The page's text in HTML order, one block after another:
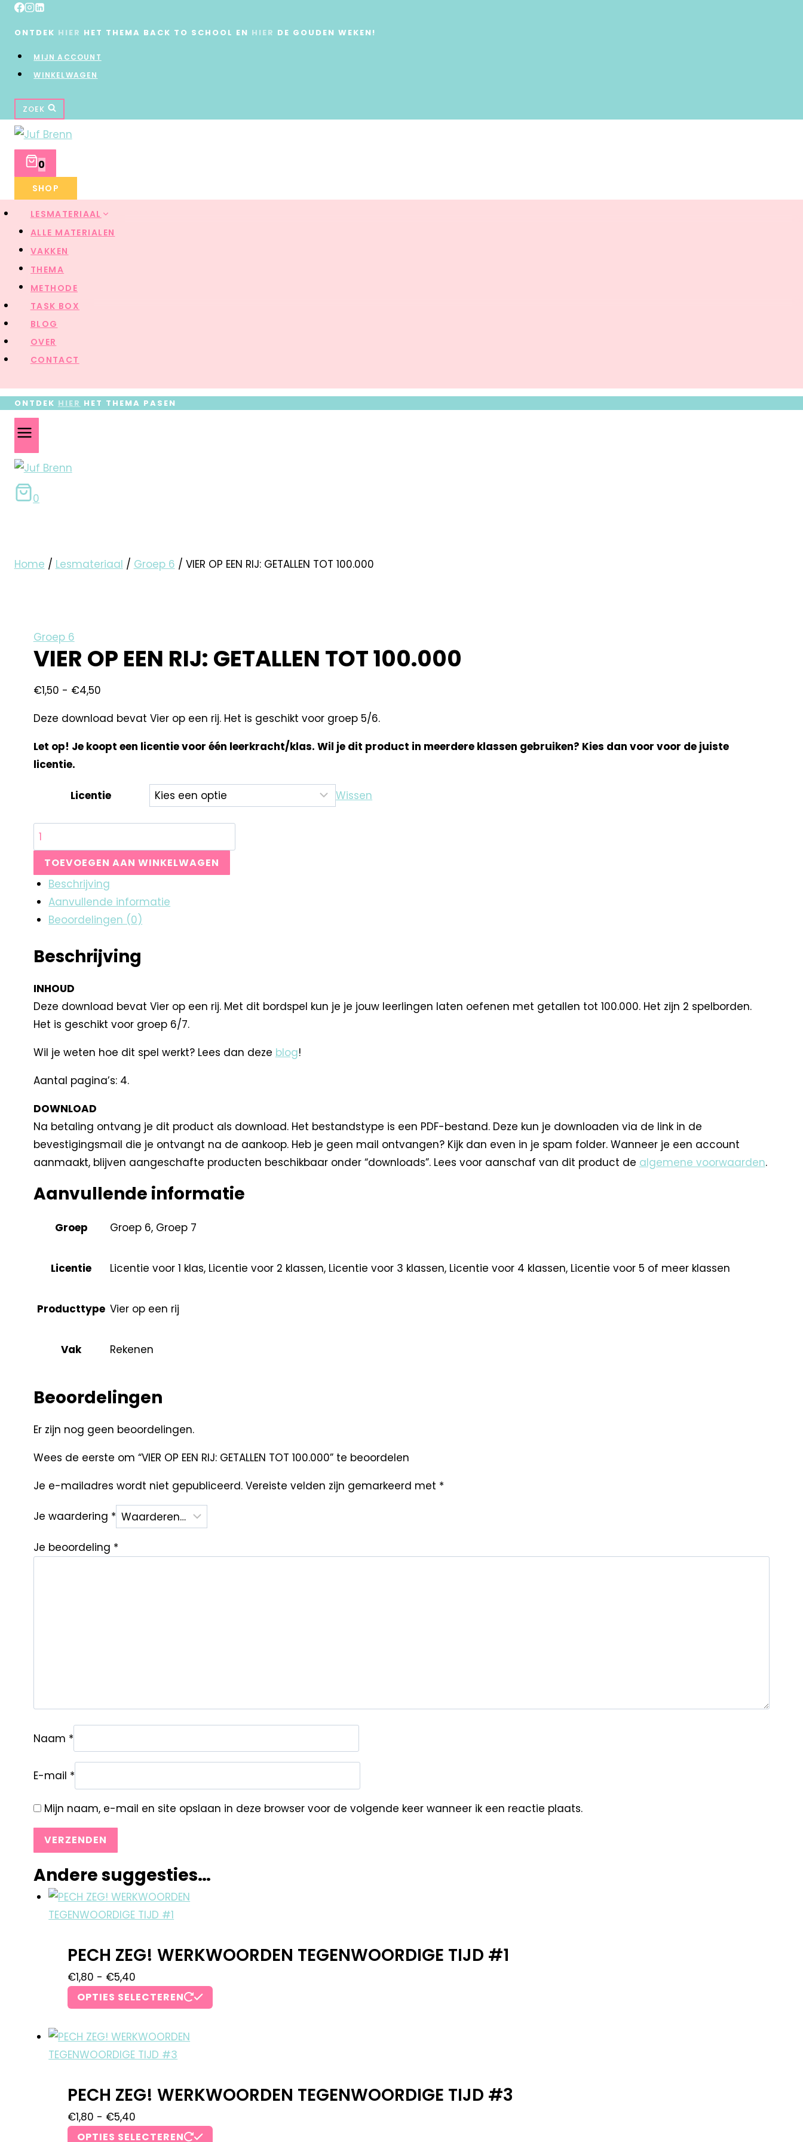
ONTDEK HIER HET THEMA BACK TO SCHOOL EN HIER DE GOUDEN WEKEN!
MIJN ACCOUNT
WINKELWAGEN
ZOEK
0
SHOP
LESMATERIAAL
ALLE MATERIALEN
VAKKEN
THEMA
METHODE
TASK BOX
BLOG
OVER
CONTACT
ONTDEK HIER HET THEMA PASEN
0
Home / Lesmateriaal / Groep 6 / VIER OP EEN RIJ: GETALLEN TOT 100.000
Groep 6
VIER OP EEN RIJ: GETALLEN TOT 100.000
€1,50 - €4,50
Deze download bevat Vier op een rij. Het is geschikt voor groep 5/6.
Let op! Je koopt een licentie voor één leerkracht/klas. Wil je dit product in meerdere klassen gebruiken? Kies dan voor voor de juiste
licentie.
Licentie Wissen
TOEVOEGEN AAN WINKELWAGEN
Beschrijving
Aanvullende informatie
Beoordelingen (0)
Beschrijving
INHOUD
Deze download bevat Vier op een rij. Met dit bordspel kun je je jouw leerlingen laten oefenen met getallen tot 100.000. Het zijn 2 spelborden.
Het is geschikt voor groep 6/7.
Wil je weten hoe dit spel werkt? Lees dan deze blog!
Aantal pagina’s: 4.
DOWNLOAD
Na betaling ontvang je dit product als download. Het bestandstype is een PDF-bestand. Deze kun je downloaden via de link in de
bevestigingsmail die je ontvangt na de aankoop. Heb je geen mail ontvangen? Kijk dan even in je spam folder. Wanneer je een account
aanmaakt, blijven aangeschafte producten beschikbaar onder “downloads”. Lees voor aanschaf van dit product de algemene voorwaarden.
Aanvullende informatie
Groep Groep 6, Groep 7
Licentie Licentie voor 1 klas, Licentie voor 2 klassen, Licentie voor 3 klassen, Licentie voor 4 klassen, Licentie voor 5 of meer klassen
Producttype Vier op een rij
Vak Rekenen
Beoordelingen
Er zijn nog geen beoordelingen.
Wees de eerste om “VIER OP EEN RIJ: GETALLEN TOT 100.000” te beoordelen
Je e-mailadres wordt niet gepubliceerd. Vereiste velden zijn gemarkeerd met *
Je waardering *
Je beoordeling *
Naam *
E-mail *
Mijn naam, e-mail en site opslaan in deze browser voor de volgende keer wanneer ik een reactie plaats.
Andere suggesties…
PECH ZEG! WERKWOORDEN TEGENWOORDIGE TIJD #1
€1,80 - €5,40
OPTIES SELECTEREN
PECH ZEG! WERKWOORDEN TEGENWOORDIGE TIJD #3
€1,80 - €5,40
OPTIES SELECTEREN